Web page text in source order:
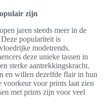
zijn
jaren steeds meer in de
populariteit is
modetrends.
deze unieke tassen in
sterke aantrekkingskracht.
en willen dezelfde flair in hun
voorkeur voor prints laat zien
met prints zijn voor veel